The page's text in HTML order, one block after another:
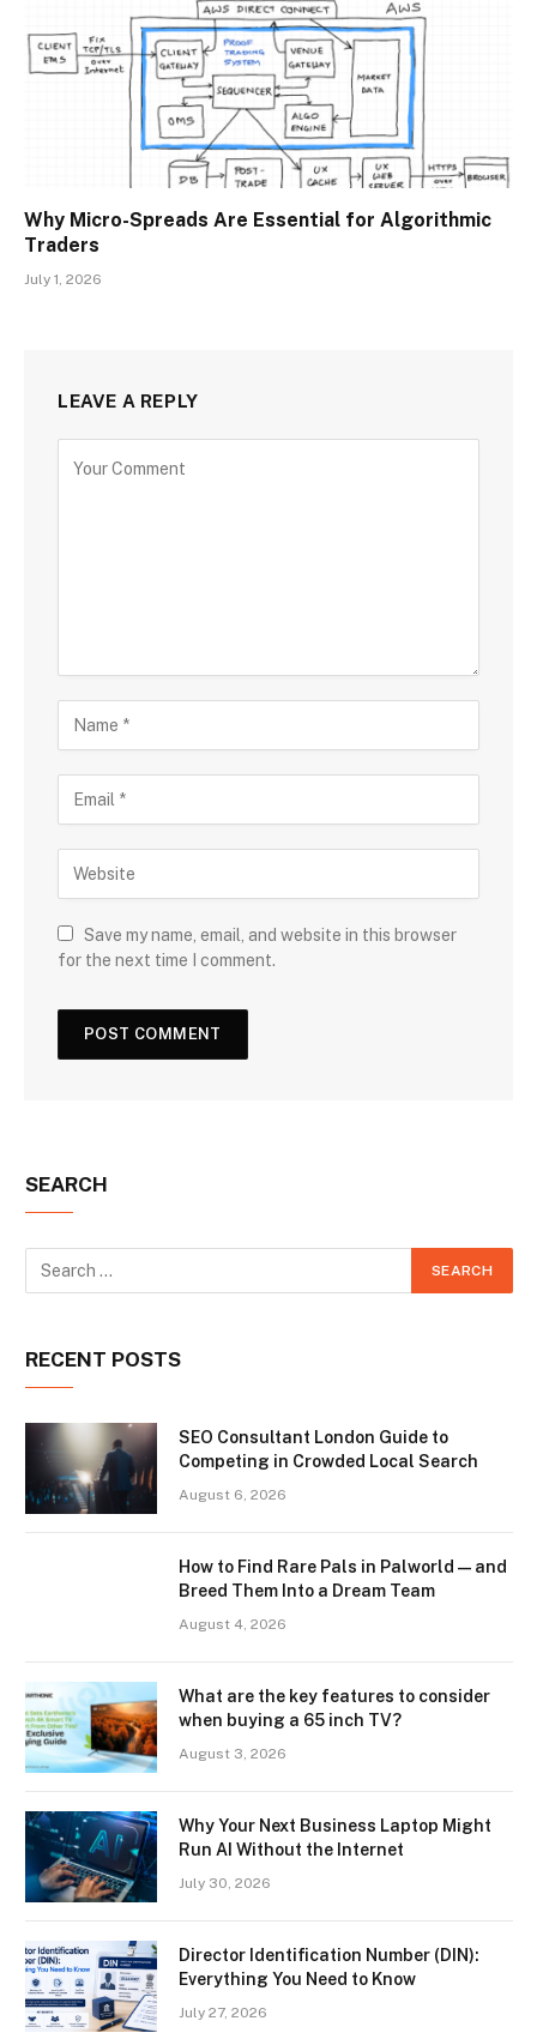
Why Micro-Spreads Are Essential for Algorithmic
Traders
July 1, 2026
LEAVE A REPLY
Save my name, email, and website in this browser
for the next time I comment.
SEARCH
RECENT POSTS
SEO Consultant London Guide to
Competing in Crowded Local Search
August 6, 2026
How to Find Rare Pals in Palworld — and
Breed Them Into a Dream Team
August 4, 2026
What are the key features to consider
when buying a 65 inch TV?
August 3, 2026
Why Your Next Business Laptop Might
Run AI Without the Internet
July 30, 2026
Director Identification Number (DIN):
Everything You Need to Know
July 27, 2026